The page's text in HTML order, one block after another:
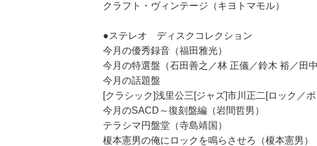
クラフト・ヴィンテージ（キヨトマモル）
●ステレオ ディスクコレクション
今月の優秀録音（福田雅光）
今月の特選盤（石田善之／林 正儀／鈴木 裕／田
今月の話題盤
[クラシック]浅里公三[ジャズ]市川正二[ロック／
今月のSACD～復刻盤編（岩間哲男）
テラシマ円盤堂（寺島靖国）
榎本憲男の俺にロックを鳴らさせろ（榎本憲男）